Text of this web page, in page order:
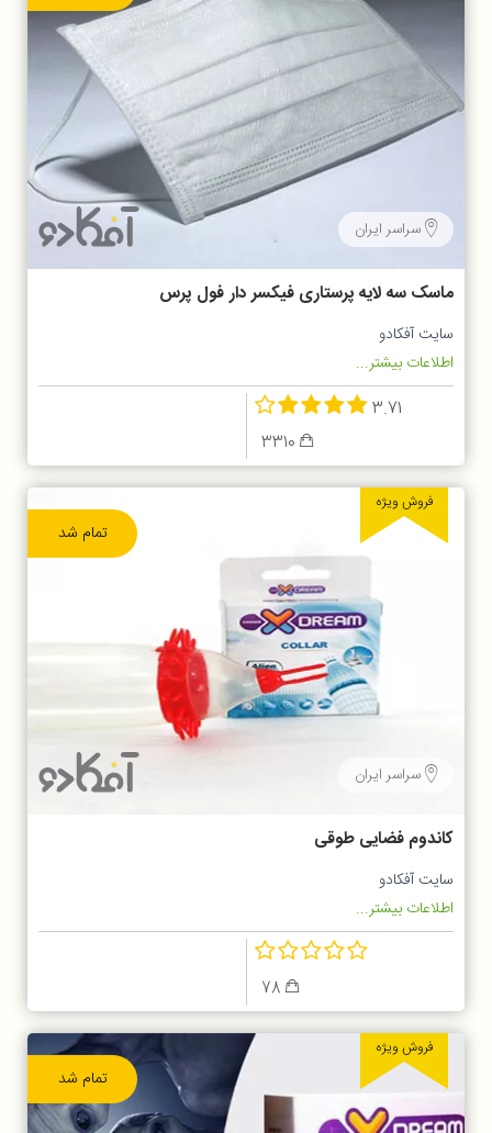
سراسر ایران
ماسک سه لایه پرستاری فیکسر دار فول پرس
سایت آفکادو
اطلاعات بیشتر...
3.71
3310
تمام شد
فروش ویژه
سراسر ایران
کاندوم فضایی طوقی
سایت آفکادو
اطلاعات بیشتر...
78
تمام شد
فروش ویژه